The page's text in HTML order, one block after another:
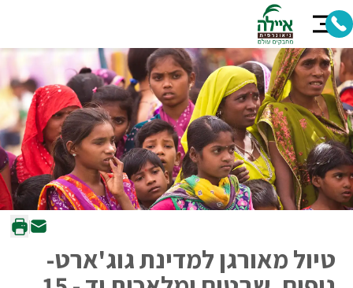
טיול מאורגן למדינת גוג'ארט-